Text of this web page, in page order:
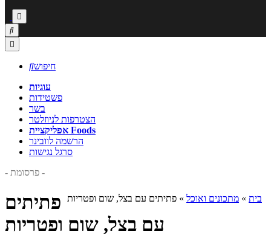



חיפוש
עוגיות
פשטידות
בשר
הצטרפות לניוזלטר
אפליקציית Foods
הרשמה לוובינר
סרגל נגישות
- פרסומת -
בית » מתכונים ואוכל » פתיתים עם בצל, שום ופטריות
פתיתים
עם בצל, שום ופטריות